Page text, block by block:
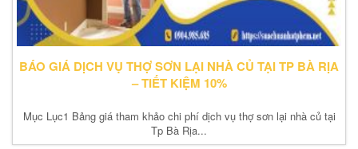
BÁO GIÁ DỊCH VỤ THỢ SƠN LẠI NHÀ CỦ TẠI TP BÀ RỊA
– TIẾT KIỆM 10%
Mục Lục1 Bảng giá tham khảo chi phí dịch vụ thợ sơn lại nhà củ tại
Tp Bà Rịa...